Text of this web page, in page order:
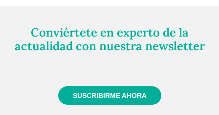
Conviértete en experto de la
actualidad con nuestra newsletter
SUSCRIBIRME AHORA